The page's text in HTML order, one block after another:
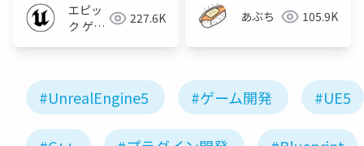
エピッ
ク ゲー
227.6K あぶち 105.9K
#UnrealEngine5 #ゲーム開発 #UE5